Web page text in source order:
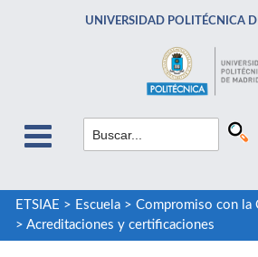
UNIVERSIDAD POLITÉCNICA
ETSIAE > Escuela> Compromiso con la
> Acreditaciones y certificaciones